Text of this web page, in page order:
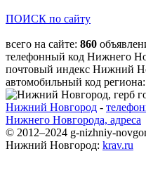
ПОИСК по сайту
всего на сайте: 860
телефонный код Нижнего
почтовый индекс Нижний
автомобильный код региона:
Нижний Новгород -
Нижнего Новгорода, адреса
© 2012–2024 g-nizhniy-
Нижний Новгород: krav.ru